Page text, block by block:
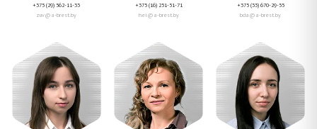
+375 (29) 562-11-33
zuv@a-brest.by
+375 (16) 251-51-71
hei@a-brest.by
+375 (33) 670-29-55
bda@a-brest.by